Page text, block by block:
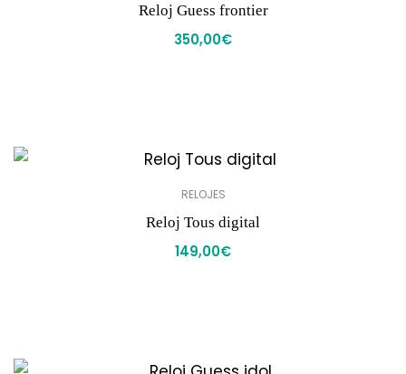
Reloj Guess frontier
350,00€
RELOJES
Reloj Tous digital
149,00€